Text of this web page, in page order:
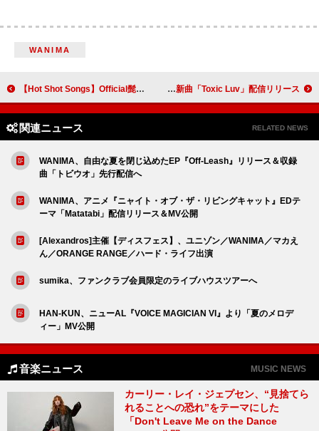
WANIMA
【Hot Shot Songs】Official髭男dism「らしさ」首位、Netflix週間トップ『グラスハート』楽曲も複数上昇 春野、アンビバレントな関係性を描く新曲「Toxic Luv」配信リリース
関連ニュース RELATED NEWS
WANIMA、自由な夏を閉じ込めたEP『Off-Leash』リリース＆収録
曲「トビウオ」先行配信へ
WANIMA、アニメ『ニャイト・オブ・ザ・リビングキャット』EDテ
ーマ「Matatabi」配信リリース＆MV公開
[Alexandros]主催【ディスフェス】、ユニゾン／WANIMA／マカえ
ん／ORANGE RANGE／ハード・ライフ出演
sumika、ファンクラブ会員限定のライブハウスツアーへ
HAN-KUN、ニューAL『VOICE MAGICIAN VI』より「夏のメロデ
ィー」MV公開
音楽ニュース MUSIC NEWS
カーリー・レイ・ジェプセン、“見捨てら
れることへの恐れ”をテーマにした
「Don't Leave Me on the Dance